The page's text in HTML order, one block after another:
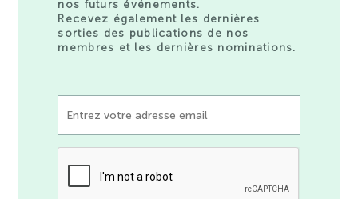
nos futurs événements.
Recevez également les dernières
sorties des publications de nos
membres et les dernières nominations.